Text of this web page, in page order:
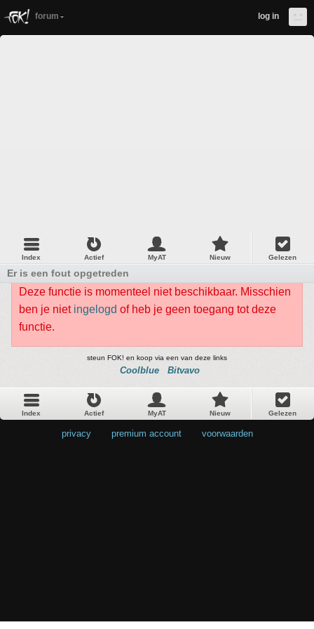
forum log in
Index Actief MyAT Nieuw Gelezen
Er is een fout opgetreden
Deze functie is momenteel niet beschikbaar. Misschien
ben je niet ingelogd of heb je geen toegang tot deze
functie.
steun FOK! en koop via een van deze links
Coolblue Bitvavo
Index Actief MyAT Nieuw Gelezen
privacy premium account voorwaarden